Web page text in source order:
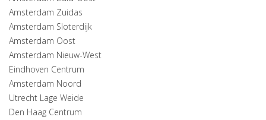
Amsterdam Zuidas
Amsterdam Sloterdijk
Amsterdam Oost
Amsterdam Nieuw-West
Eindhoven Centrum
Amsterdam Noord
Utrecht Lage Weide
Den Haag Centrum